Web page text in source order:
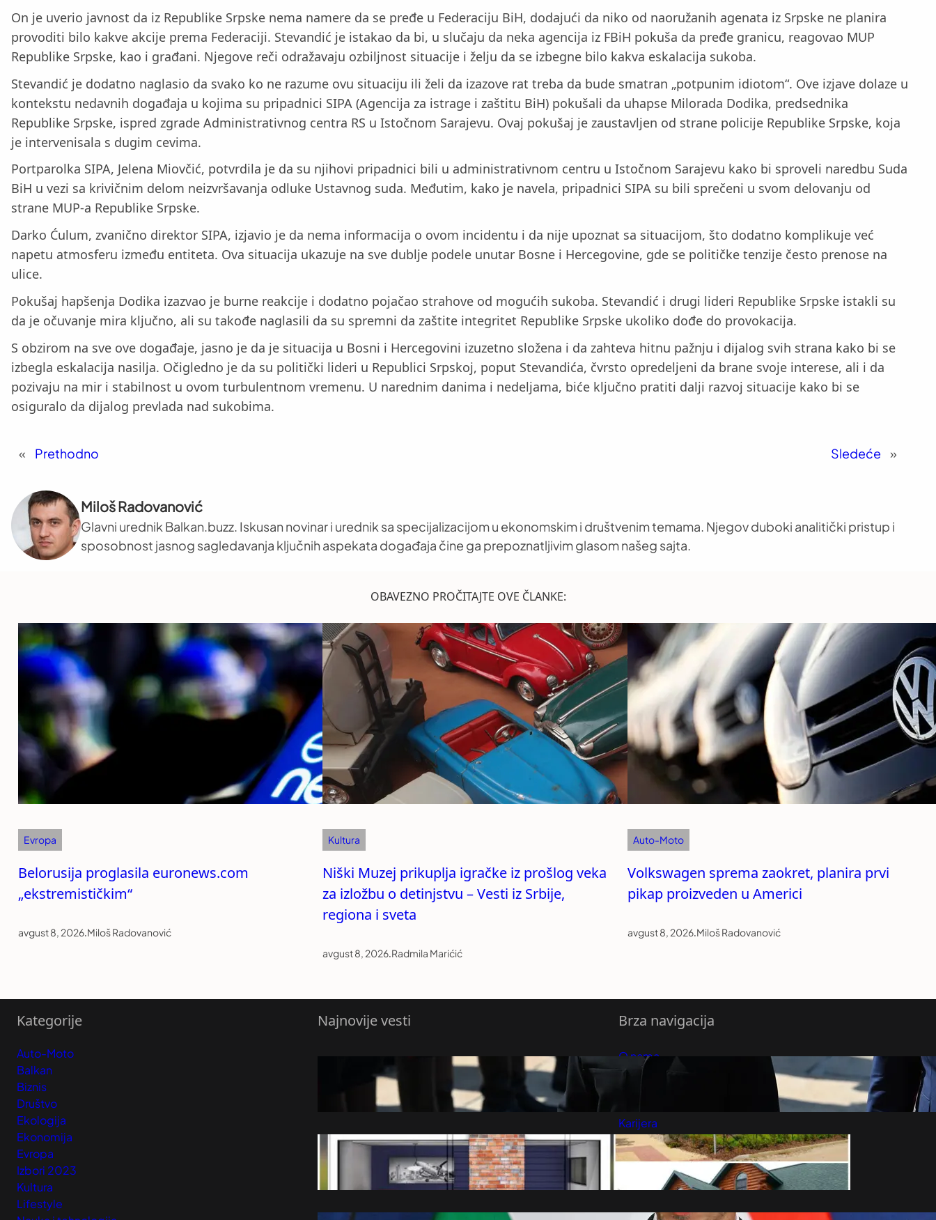
On je uverio javnost da iz Republike Srpske nema namere da se pređe u Federaciju BiH, dodajući da niko od naoružanih agenata iz Srpske ne planira
provoditi bilo kakve akcije prema Federaciji. Stevandić je istakao da bi, u slučaju da neka agencija iz FBiH pokuša da pređe granicu, reagovao MUP
Republike Srpske, kao i građani. Njegove reči odražavaju ozbiljnost situacije i želju da se izbegne bilo kakva eskalacija sukoba.
Stevandić je dodatno naglasio da svako ko ne razume ovu situaciju ili želi da izazove rat treba da bude smatran „potpunim idiotom“. Ove izjave dolaze u
kontekstu nedavnih događaja u kojima su pripadnici SIPA (Agencija za istrage i zaštitu BiH) pokušali da uhapse Milorada Dodika, predsednika
Republike Srpske, ispred zgrade Administrativnog centra RS u Istočnom Sarajevu. Ovaj pokušaj je zaustavljen od strane policije Republike Srpske, koja
je intervenisala s dugim cevima.
Portparolka SIPA, Jelena Miovčić, potvrdila je da su njihovi pripadnici bili u administrativnom centru u Istočnom Sarajevu kako bi sproveli naredbu Suda
BiH u vezi sa krivičnim delom neizvršavanja odluke Ustavnog suda. Međutim, kako je navela, pripadnici SIPA su bili sprečeni u svom delovanju od
strane MUP-a Republike Srpske.
Darko Ćulum, zvanično direktor SIPA, izjavio je da nema informacija o ovom incidentu i da nije upoznat sa situacijom, što dodatno komplikuje već
napetu atmosferu između entiteta. Ova situacija ukazuje na sve dublje podele unutar Bosne i Hercegovine, gde se političke tenzije često prenose na
ulice.
Pokušaj hapšenja Dodika izazvao je burne reakcije i dodatno pojačao strahove od mogućih sukoba. Stevandić i drugi lideri Republike Srpske istakli su
da je očuvanje mira ključno, ali su takođe naglasili da su spremni da zaštite integritet Republike Srpske ukoliko dođe do provokacija.
S obzirom na sve ove događaje, jasno je da je situacija u Bosni i Hercegovini izuzetno složena i da zahteva hitnu pažnju i dijalog svih strana kako bi se
izbegla eskalacija nasilja. Očigledno je da su politički lideri u Republici Srpskoj, poput Stevandića, čvrsto opredeljeni da brane svoje interese, ali i da
pozivaju na mir i stabilnost u ovom turbulentnom vremenu. U narednim danima i nedeljama, biće ključno pratiti dalji razvoj situacije kako bi se
osiguralo da dijalog prevlada nad sukobima.
« Prethodno Sledeće »
Miloš Radovanović
Glavni urednik Balkan.buzz. Iskusan novinar i urednik sa specijalizacijom u ekonomskim i društvenim temama. Njegov duboki analitički pristup i
sposobnost jasnog sagledavanja ključnih aspekata događaja čine ga prepoznatljivim glasom našeg sajta.
OBAVEZNO PROČITAJTE OVE ČLANKE:
Evropa
Belorusija proglasila euronews.com
„ekstremističkim“
avgust 8, 2026.Miloš Radovanović
Kultura
Niški Muzej prikuplja igračke iz prošlog veka
za izložbu o detinjstvu – Vesti iz Srbije,
regiona i sveta
avgust 8, 2026.Radmila Marićić
Auto-Moto
Volkswagen sprema zaokret, planira prvi
pikap proizveden u Americi
avgust 8, 2026.Miloš Radovanović
Kategorije
Auto-Moto
Balkan
Biznis
Društvo
Ekologija
Ekonomija
Evropa
Izbori 2023
Kultura
Lifestyle
Najnovije vesti
Olenik o poseti Zelenskog Srbiji
avgust 8, 2026
Fenomen na tržištu nekretnina u Srbiji:
Kuće u ovom gradu planu za dan, kupci
ne pitaju za cenu!
avgust 8, 2026
Brza navigacija
O nama
Karijera
Marketing